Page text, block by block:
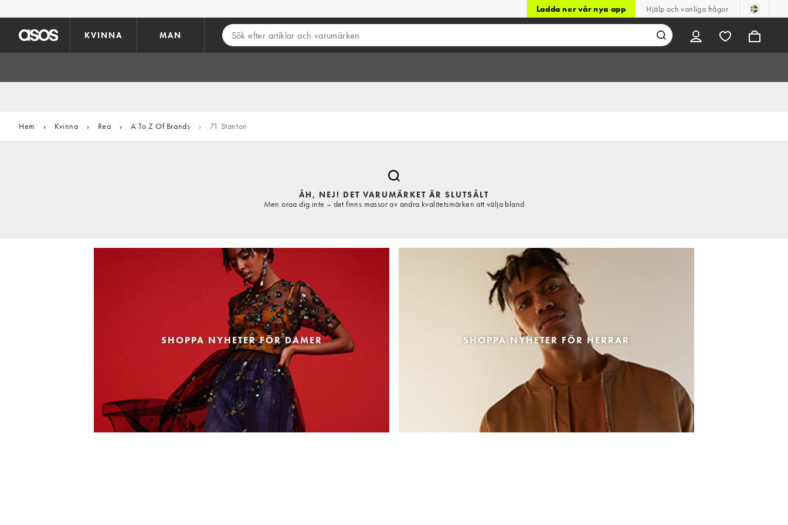
Ladda ner vår nya app Hjälp och vanliga frågor
KVINNA MAN
Hem › Kvinna › Rea › A To Z Of Brands › 71 Stanton
ÅH, NEJ! DET VARUMÄRKET ÄR SLUTSÅLT
Men oroa dig inte – det finns massor av andra kvalitetsmärken att välja bland
SHOPPA NYHETER FÖR DAMER SHOPPA NYHETER FÖR HERRAR